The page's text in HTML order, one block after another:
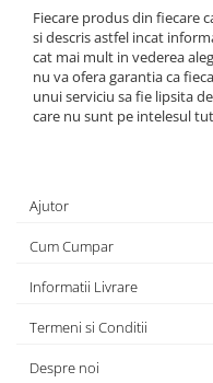
Fiecare produs din fiecare
si descris astfel incat
cat mai mult in vederea
nu va ofera garantia ca
unui serviciu sa fie lipsita
care nu sunt pe intelesul
Ajutor
Cum Cumpar
Informatii Livrare
Termeni si Conditii
Despre noi